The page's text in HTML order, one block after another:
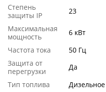
Степень
защиты IP
23
Максимальная
мощность
6 кВт
Частота тока
50 Гц
Защита от
перегрузки
Да
Тип топлива
Дизельное